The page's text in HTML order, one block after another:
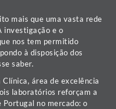
mais que uma vasta rede
investigação e o
nos tem permitido
à disposição dos
saber.
área de excelência
laboratórios reforçam a
no mercado: o